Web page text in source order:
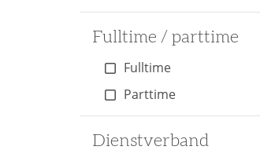
Fulltime / parttime
Fulltime
Parttime
Dienstverband